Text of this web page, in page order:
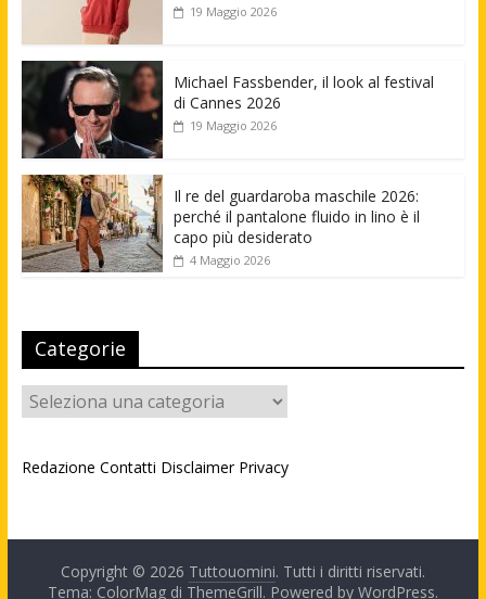
19 Maggio 2026
Michael Fassbender, il look al festival
di Cannes 2026
19 Maggio 2026
Il re del guardaroba maschile 2026:
perché il pantalone fluido in lino è il
capo più desiderato
4 Maggio 2026
Categorie
Categorie
Redazione Contatti Disclaimer Privacy
Copyright © 2026 Tuttouomini. Tutti i diritti riservati.
Tema: ColorMag di ThemeGrill. Powered by WordPress.